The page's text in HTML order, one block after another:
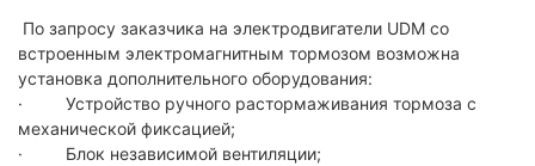
По запросу заказчика на электродвигатели UDM со
встроенным электромагнитным тормозом возможна
установка дополнительного оборудования:
· Устройство ручного растормаживания тормоза с
механической фиксацией;
· Блок независимой вентиляции;